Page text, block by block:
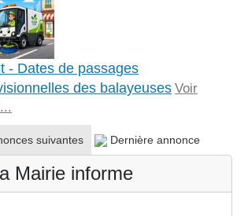
- Dates de passages
des balayeuses Voir
suivantes Dernière annonce
Mairie informe